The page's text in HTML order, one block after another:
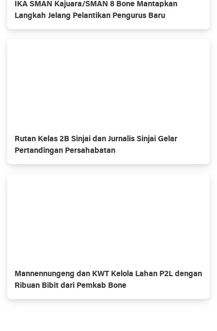
IKA SMAN Kajuara/SMAN 8 Bone Mantapkan
Langkah Jelang Pelantikan Pengurus Baru
Rutan Kelas 2B Sinjai dan Jurnalis Sinjai Gelar
Pertandingan Persahabatan
Mannennungeng dan KWT Kelola Lahan P2L dengan
Ribuan Bibit dari Pemkab Bone